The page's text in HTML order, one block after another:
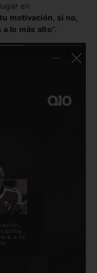
en
motivación, si no,
lo más alto”.